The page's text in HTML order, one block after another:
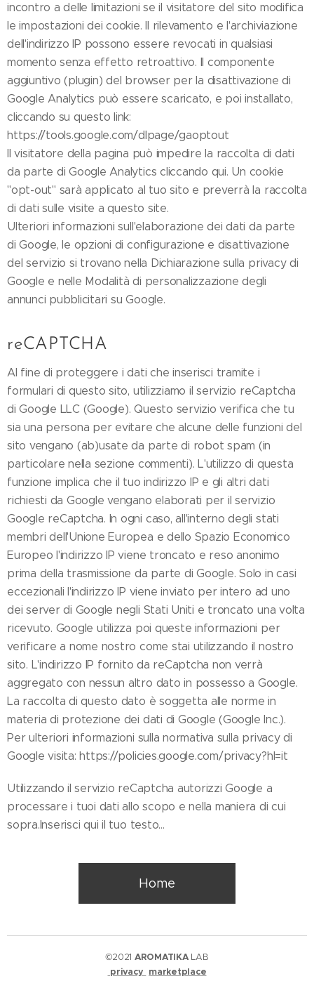
incontro a delle limitazioni se il visitatore del sito modifica
le impostazioni dei cookie. Il rilevamento e l'archiviazione
dell'indirizzo IP possono essere revocati in qualsiasi
momento senza effetto retroattivo. Il componente
aggiuntivo (plugin) del browser per la disattivazione di
Google Analytics può essere scaricato, e poi installato,
cliccando su questo link:
https://tools.google.com/dlpage/gaoptout
Il visitatore della pagina può impedire la raccolta di dati
da parte di Google Analytics cliccando qui. Un cookie
"opt-out" sarà applicato al tuo sito e preverrà la raccolta
di dati sulle visite a questo site.
Ulteriori informazioni sull'elaborazione dei dati da parte
di Google, le opzioni di configurazione e disattivazione
del servizio si trovano nella Dichiarazione sulla privacy di
Google e nelle Modalità di personalizzazione degli
annunci pubblicitari su Google.
reCAPTCHA
Al fine di proteggere i dati che inserisci tramite i
formulari di questo sito, utilizziamo il servizio reCaptcha
di Google LLC (Google). Questo servizio verifica che tu
sia una persona per evitare che alcune delle funzioni del
sito vengano (ab)usate da parte di robot spam (in
particolare nella sezione commenti). L'utilizzo di questa
funzione implica che il tuo indirizzo IP e gli altri dati
richiesti da Google vengano elaborati per il servizio
Google reCaptcha. In ogni caso, all'interno degli stati
membri dell'Unione Europea e dello Spazio Economico
Europeo l'indirizzo IP viene troncato e reso anonimo
prima della trasmissione da parte di Google. Solo in casi
eccezionali l'indirizzo IP viene inviato per intero ad uno
dei server di Google negli Stati Uniti e troncato una volta
ricevuto. Google utilizza poi queste informazioni per
verificare a nome nostro come stai utilizzando il nostro
sito. L'indirizzo IP fornito da reCaptcha non verrà
aggregato con nessun altro dato in possesso a Google.
La raccolta di questo dato è soggetta alle norme in
materia di protezione dei dati di Google (Google Inc.).
Per ulteriori informazioni sulla normativa sulla privacy di
Google visita: https://policies.google.com/privacy?hl=it
Utilizzando il servizio reCaptcha autorizzi Google a
processare i tuoi dati allo scopo e nella maniera di cui
sopra.Inserisci qui il tuo testo...
Home
©2021 AROMATIKALAB
privacy marketplace